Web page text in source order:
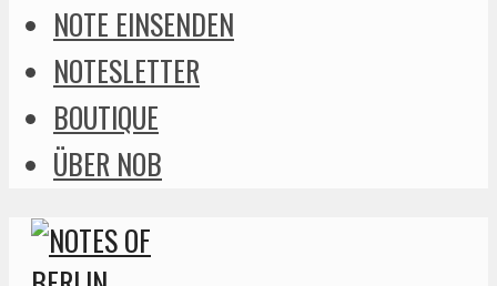
NOTE EINSENDEN
NOTESLETTER
BOUTIQUE
ÜBER NOB